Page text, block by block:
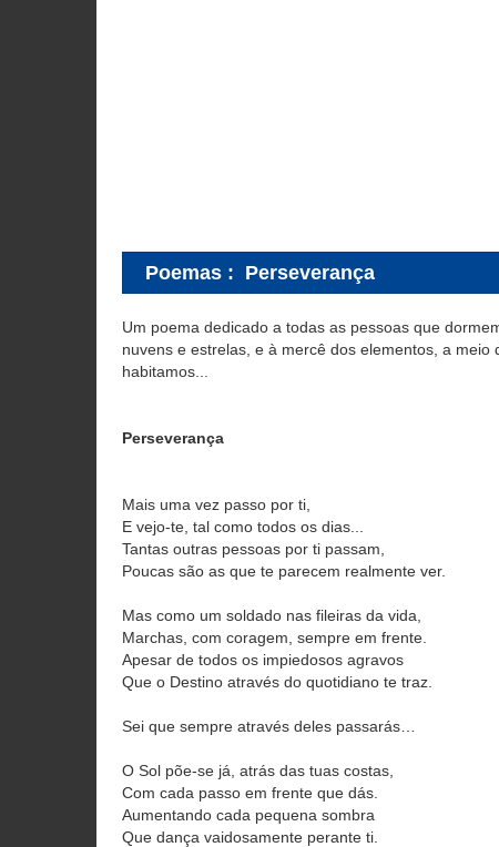
Poemas : Perseverança
Um poema dedicado a todas as pessoas que
nuvens e estrelas, e à mercê dos elementos, a meio
habitamos...
Perseverança
Mais uma vez passo por ti,
E vejo-te, tal como todos os dias...
Tantas outras pessoas por ti passam,
Poucas são as que te parecem realmente ver.
Mas como um soldado nas fileiras da vida,
Marchas, com coragem, sempre em frente.
Apesar de todos os impiedosos agravos
Que o Destino através do quotidiano te traz.
Sei que sempre através deles passarás…
O Sol põe-se já, atrás das tuas costas,
Com cada passo em frente que dás.
Aumentando cada pequena sombra
Que dança vaidosamente perante ti.